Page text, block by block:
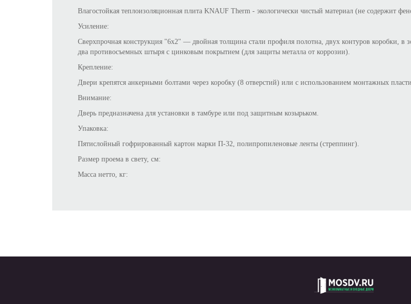
Влагостойкая теплоизоляционная плита KNAUF Therm - экологически чистый материал (не содержит
Усиление:
Сверхпрочная конструкция "6x2" — двойная толщина стали профиля полотна, двух контуров коробки, в
два противосъемных штыря с цинковым покрытием (для защиты металла от коррозии).
Крепление:
Двери крепятся анкерными болтами через коробку (8 отверстий) или с использованием монтажных
Внимание:
Дверь предназначена для установки в тамбуре или под защитным козырьком.
Упаковка:
Пятислойный гофрированный картон марки П-32, полипропиленовые ленты (стреппинг).
Размер проема в свету, см:
Масса нетто, кг: